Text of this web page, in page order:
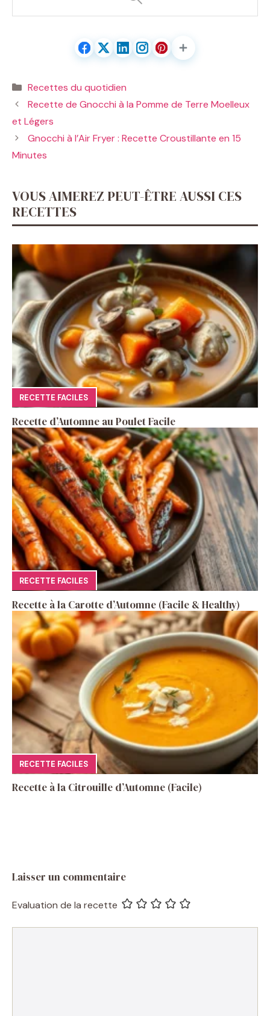
Catégories
Recettes du quotidien
Recette de Gnocchi à la Pomme de Terre Moelleux
et Légers
Gnocchi à l’Air Fryer : Recette Croustillante en 15
Minutes
VOUS AIMEREZ PEUT-ÊTRE AUSSI CES
RECETTES
RECETTE FACILES
Recette d’Automne au Poulet Facile
RECETTE FACILES
Recette à la Carotte d’Automne (Facile & Healthy)
RECETTE FACILES
Recette à la Citrouille d’Automne (Facile)
Laisser un commentaire
Evaluation de la recette